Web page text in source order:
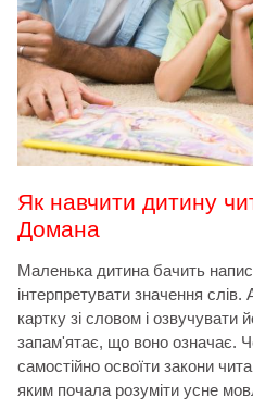
Як навчити дитину
Домана
Маленька дитина бачить
інтерпретувати значення
картку зі словом і озвучувати
запам'ятає, що воно означає.
самостійно освоїти закони
яким почала розуміти усне